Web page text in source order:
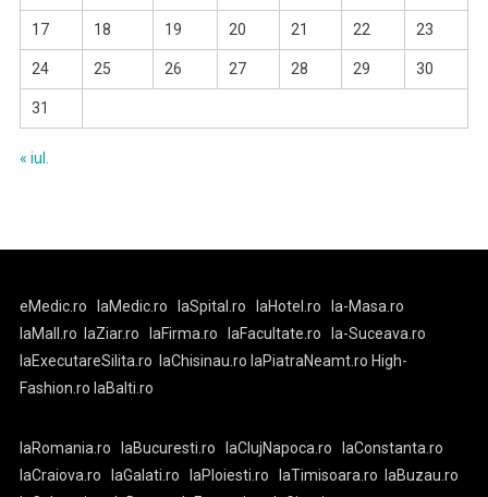
17 18 19 20 21 22 23
24 25 26 27 28 29 30
31
« iul.
eMedic.ro laMedic.ro laSpital.ro laHotel.ro
la-Masa.ro
laMall.ro
laZiar.ro laFirma.ro laFacultate.ro
la-Suceava.ro
laExecutareSilita.ro
laChisinau.ro laPiatraNeamt.ro High-
Fashion.ro laBalti.ro
laRomania.ro laBucuresti.ro laClujNapoca.ro
laConstanta.ro
laCraiova.ro
laGalati.ro laPloiesti.ro laTimisoara.ro
laBuzau.ro